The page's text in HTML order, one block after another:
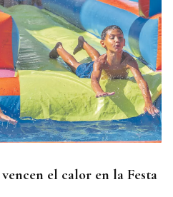
el calor en la Festa